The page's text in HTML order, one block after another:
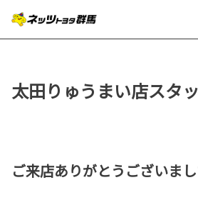
太田りゅうまい店スタ
ご来店ありがとうございま